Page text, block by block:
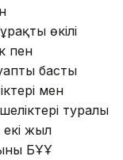
өкілі
пен
басты
мен
туралы
жыл
БҰҰ